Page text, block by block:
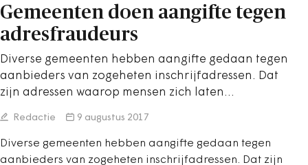
Gemeenten doen aangifte tegen
adresfraudeurs
Diverse gemeenten hebben aangifte gedaan tegen
aanbieders van zogeheten inschrijfadressen. Dat
zijn adressen waarop mensen zich laten…
Redactie 9 augustus 2017
Diverse gemeenten hebben aangifte gedaan tegen
aanbieders van zogeheten inschrijfadressen. Dat zijn